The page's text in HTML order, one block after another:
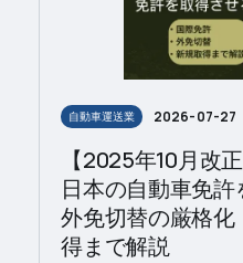
自動車運送業 2026-07-27
【2025年10月改
日本の自動車免
外免切替の厳格
得まで解説